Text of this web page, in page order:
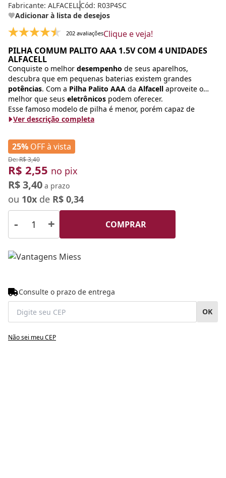
Fabricante: ALFACELLCód: R03P4SC
Adicionar à lista de desejos
202 avaliaçõesClique e veja!
PILHA COMUM PALITO AAA 1.5V COM 4 UNIDADES
ALFACELL
Conquiste o melhor desempenho de seus aparelhos,
descubra que em pequenas baterias existem grandes
potências. Com a Pilha Palito AAA da Alfacell aproveite o
melhor que seus eletrônicos podem oferecer.
Esse famoso modelo de pilha é menor, porém capaz de
Ver descrição completa
25% OFF à vista
De: R$ 3,40
R$ 2,55 no pix
R$ 3,40 a prazo
ou 10x de R$ 0,34
- + COMPRAR
Consulte o prazo de entrega
OK
Não sei meu CEP